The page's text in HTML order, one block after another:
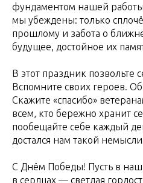
фундаментом нашей
мы убеждены: только
прошлому и забота о
будущее, достойное их
В этот праздник позвольте
Вспомните своих героев.
Скажите «спасибо»
всем, кто бережно хранит
пообещайте себе каждый
достался нам такой
С Днём Победы! Пусть в
в сердцах — светлая